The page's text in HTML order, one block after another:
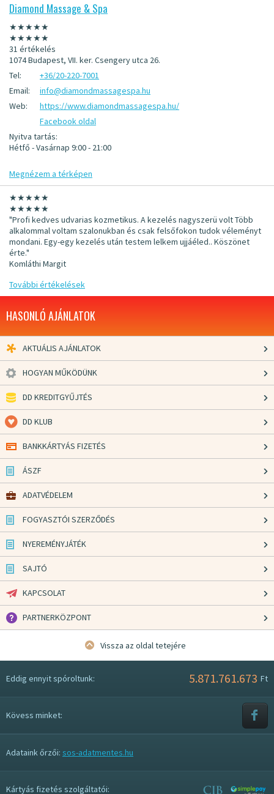
Diamond Massage & Spa
★★★★★
★★★★★
31 értékelés
1074 Budapest, VII. ker. Csengery utca 26.
Tel:
+36/20-220-7001
Email:
info@diamondmassagespa.hu
Web:
https://www.diamondmassagespa.hu/
Facebook oldal
Nyitva tartás:
Hétfő - Vasárnap 9:00 - 21:00
Megnézem a térképen
★★★★★
★★★★★
"Profi kedves udvarias kozmetikus. A kezelés nagyszerü volt Több
alkalommal voltam szalonukban és csak felsőfokon tudok véleményt
mondani. Egy-egy kezelés után testem lelkem ujjáéled.. Köszönet
érte."
Komláthi Margit
További értékelések
HASONLÓ AJÁNLATOK
AKTUÁLIS AJÁNLATOK
HOGYAN MŰKÖDÜNK
DD KREDITGYŰJTÉS
DD KLUB
BANKKÁRTYÁS FIZETÉS
ÁSZF
ADATVÉDELEM
FOGYASZTÓI SZERZŐDÉS
NYEREMÉNYJÁTÉK
SAJTÓ
KAPCSOLAT
PARTNERKÖZPONT
Vissza az oldal tetejére
Eddig ennyit spóroltunk: 5.871.761.673 Ft
Kövess minket:
Adataink őrzői: sos-adatmentes.hu
Kártyás fizetés szolgáltatói: